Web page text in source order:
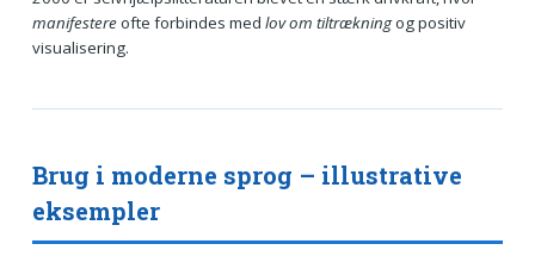
manifestereofte forbindes med lov om tiltrækningog positiv
visualisering.
Brug i moderne sprog – illustrative
eksempler